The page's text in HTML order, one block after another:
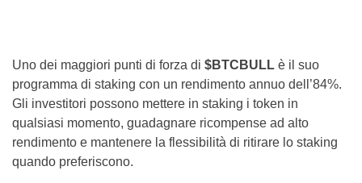
Uno dei maggiori punti di forza di $BTCBULL è il suo
programma di staking con un rendimento annuo dell’84%.
Gli investitori possono mettere in staking i token in
qualsiasi momento, guadagnare ricompense ad alto
rendimento e mantenere la flessibilità di ritirare lo staking
quando preferiscono.